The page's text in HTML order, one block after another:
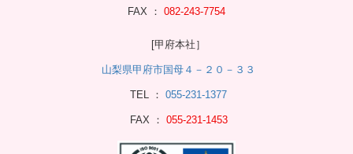
FAX ： 082-243-7754
[甲府本社］
山梨県甲府市国母４－２０－３３
TEL ： 055-231-1377
FAX ： 055-231-1453